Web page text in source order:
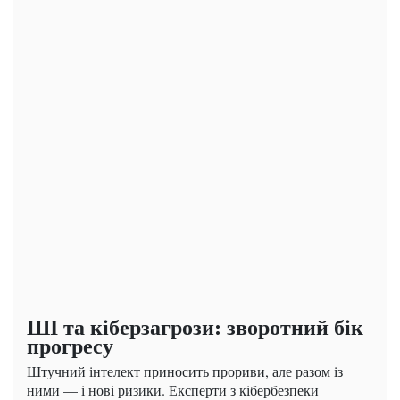
ШІ та кіберзагрози: зворотний бік
прогресу
Штучний інтелект приносить прориви, але разом із
ними — і нові ризики. Експерти з кібербезпеки